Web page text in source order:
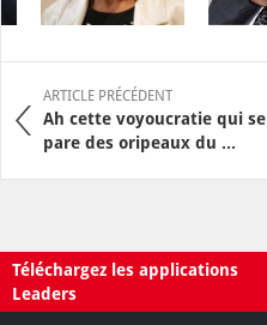
ARTICLE PRÉCÉDENT
Ah cette voyoucratie qui se
pare des oripeaux du ...
Téléchargez les applications
Leaders